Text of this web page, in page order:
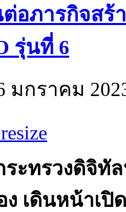
อภารกิจส
รุ่นที่ 6
มกราคม
รวงดิจิทัลฯ
เดินหน้าเปิ